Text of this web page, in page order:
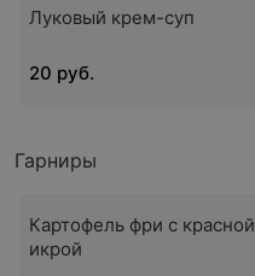
Луковый крем-суп
20 руб.
Гарниры
Картофель фри с красной
икрой